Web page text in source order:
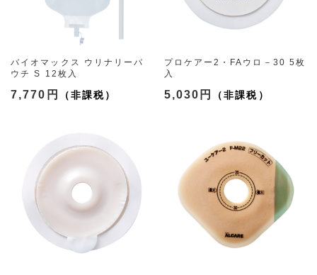
バイオマックス ウリナリーパ
ウチ S 12枚入
7,770円
プロケアー2・FAウロ－30 5枚
入
29mm）
5,030円